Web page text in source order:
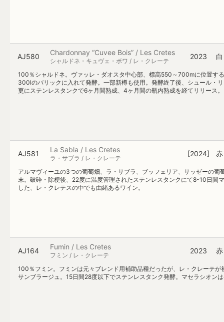
AJ580 Chardonnay “Cuvee Bois” / Les Cretes
シャルドネ・キュヴェ・ボワ / レ・クレーテ
2023 白
100％シャルドネ。ヴァッレ・ダオスタ中心部、標高550～700mに位置す
300lのバリックに入れて発酵。一部新樽も使用。発酵終了後、シュール・
更にステンレスタンクで6ヶ月間熟成、4ヶ月間の瓶内熟成を経てリリース。
AJ581 La Sabla / Les Cretes
ラ・サブラ / レ・クレーテ
[2024] 赤
アルマヴィーユの3つの葡萄畑、ラ・サブラ、ブッフェリア、サッゼーの
末。破砕・除梗後、22度に温度管理されたステンレスタンクにて8-10日間
した、レ・クレテスの中でも由緒あるワイン。
AJ164 Fumin / Les Cretes
フミン / レ・クレーテ
2023 赤
100％フミン。フミンは元々ブレンド用補助品種だったが、レ・クレーテ
サンブラージュ。15日間28度以下でステンレスタンク発酵。マセラシオン